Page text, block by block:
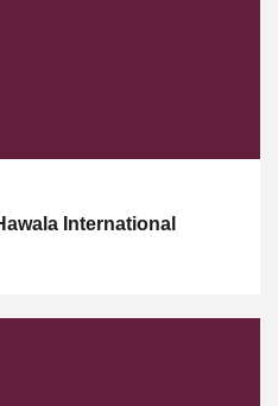
International